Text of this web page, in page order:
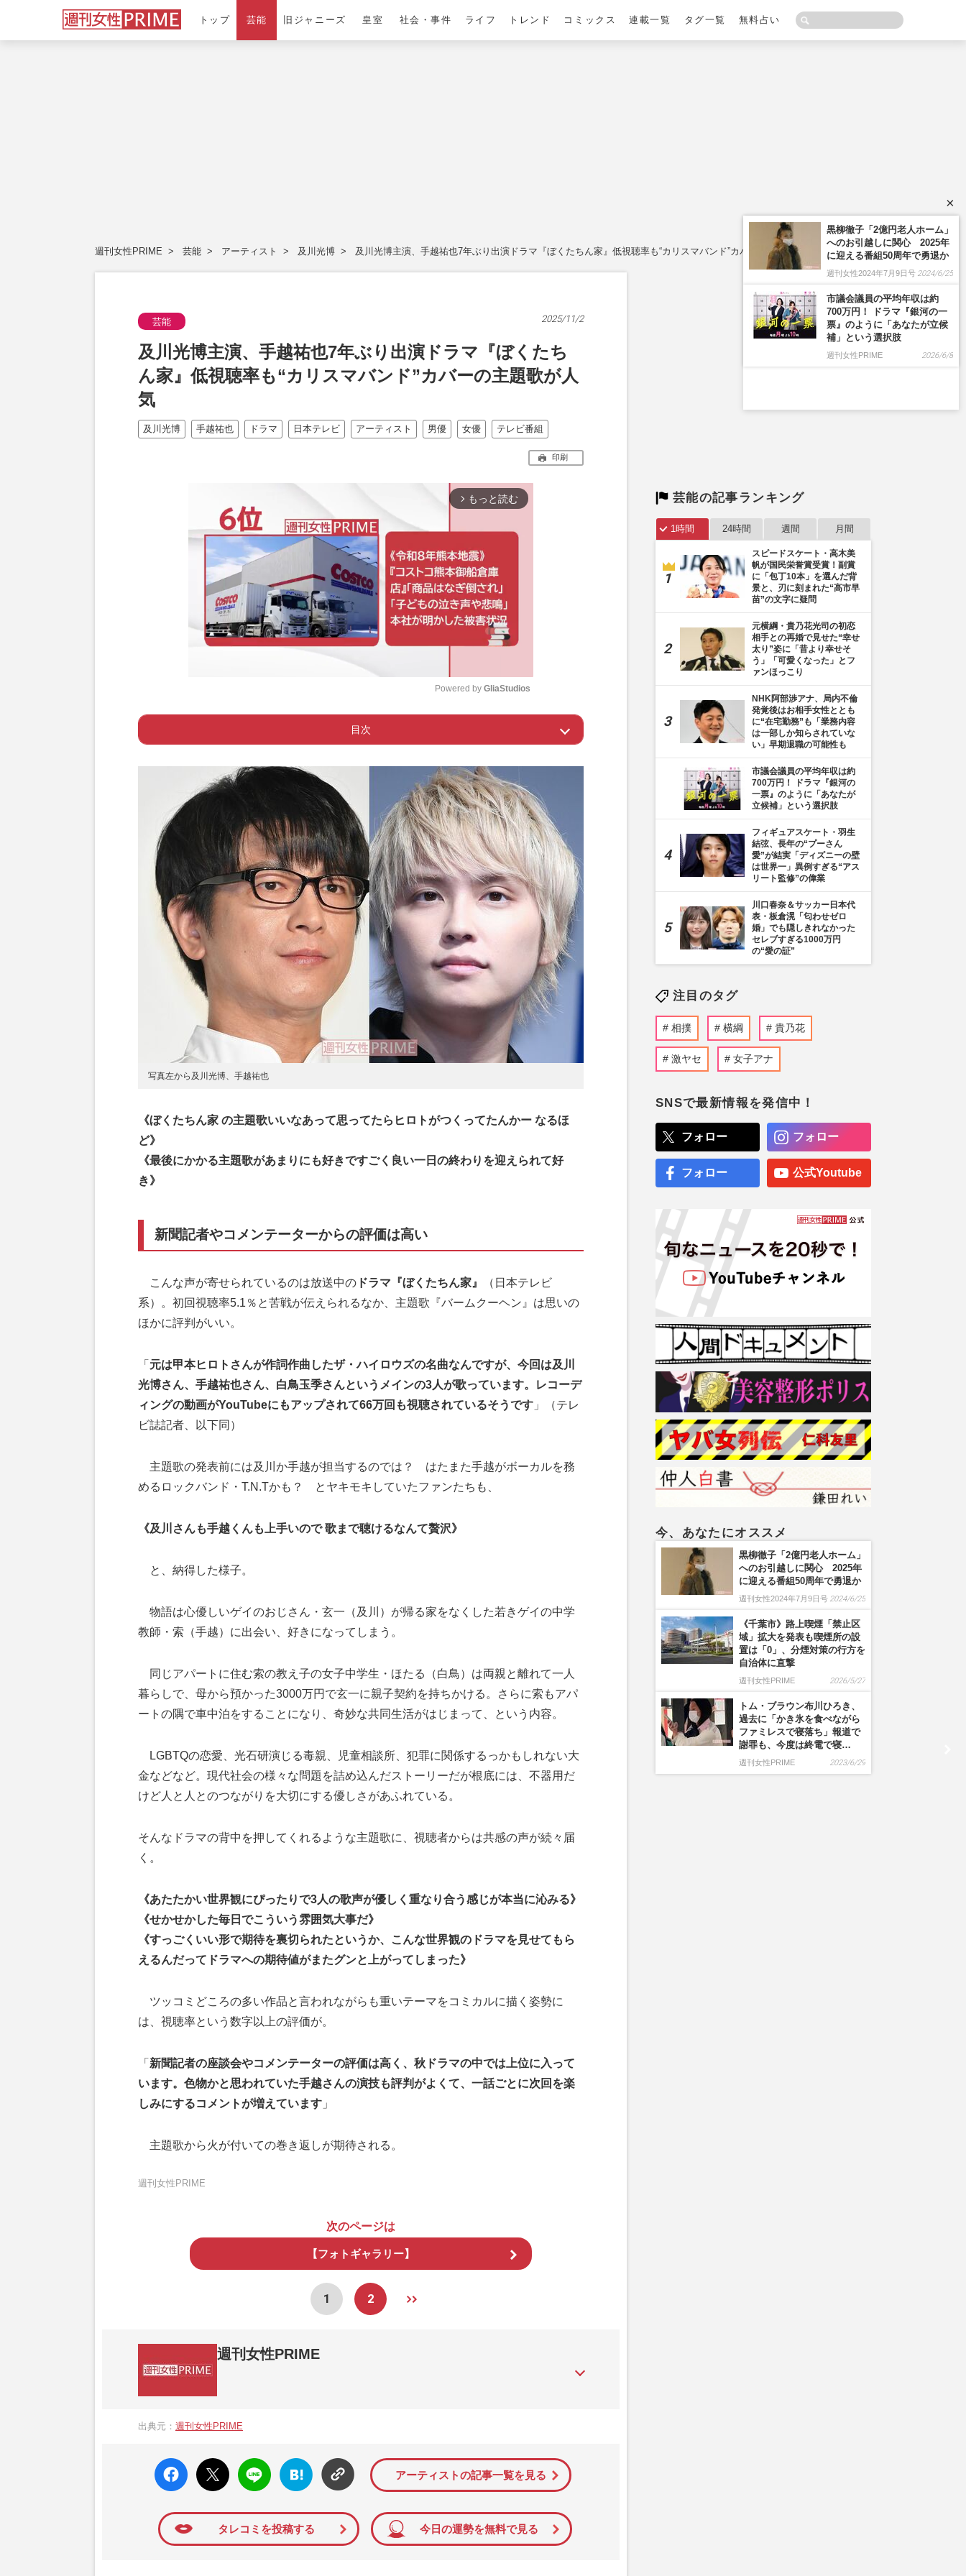
トップ 芸能 旧ジャニーズ 皇室 社会・事件 ライフ トレンド コミックス 連載一覧 タグ一覧 無料占い
週刊女性PRIME 芸能 アーティスト 及川光博 及川光博主演、手越祐也7年ぶり出演ドラマ『ぼくたちん家』低視聴率も“カリスマバンド”カバーの主題歌が人気
芸能 2025/11/2
及川光博主演、手越祐也7年ぶり出演ドラマ『ぼくたち
ん家』低視聴率も“カリスマバンド”カバーの主題歌が人
気
及川光博 手越祐也 ドラマ 日本テレビ アーティスト 男優 女優 テレビ番組
印刷
arrow_forward_ios もっと読む
t
e
Powered by GliaStudios
目次
Page 1 ー 新聞記者やコメンテーターからの評価は高い
写真左から及川光博、手越祐也
《ぼくたちん家 の主題歌いいなあって思ってたらヒロトがつくってたんかー なるほ
ど》
《最後にかかる主題歌があまりにも好きですごく良い一日の終わりを迎えられて好
き》
新聞記者やコメンテーターからの評価は高い
こんな声が寄せられているのは放送中の ドラマ『ぼくたちん家』
（日本テレビ
系）。初回視聴率5.1％と苦戦が伝えられるなか、主題歌『バームクーヘン』は思いの
ほかに評判がいい。
「 元は甲本ヒロトさんが作詞作曲したザ・ハイロウズの名曲なんですが、今回は及川
光博さん、手越祐也さん、白鳥玉季さんというメインの3人が歌っています。レコーデ
ィングの動画がYouTubeにもアップされて66万回も視聴されているそうです 」（テレ
ビ誌記者、以下同）
主題歌の発表前には及川か手越が担当するのでは？ はたまた手越がボーカルを務
めるロックバンド・T.N.Tかも？ とヤキモキしていたファンたちも、
《及川さんも手越くんも上手いので 歌まで聴けるなんて贅沢》
と、納得した様子。
物語は心優しいゲイのおじさん・玄一（及川）が帰る家をなくした若きゲイの中学
教師・索（手越）に出会い、好きになってしまう。
同じアパートに住む索の教え子の女子中学生・ほたる（白鳥）は両親と離れて一人
暮らしで、母から預かった3000万円で玄一に親子契約を持ちかける。さらに索もアパ
ートの隅で車中泊をすることになり、奇妙な共同生活がはじまって、という内容。
LGBTQの恋愛、光石研演じる毒親、児童相談所、犯罪に関係するっかもしれない大
金などなど。現代社会の様々な問題を詰め込んだストーリーだが根底には、不器用だ
けど人と人とのつながりを大切にする優しさがあふれている。
そんなドラマの背中を押してくれるような主題歌に、視聴者からは共感の声が続々届
く。
《あたたかい世界観にぴったりで3人の歌声が優しく重なり合う感じが本当に沁みる》
《せかせかした毎日でこういう雰囲気大事だ》
《すっごくいい形で期待を裏切られたというか、こんな世界観のドラマを見せてもら
えるんだってドラマへの期待値がまたグンと上がってしまった》
ツッコミどころの多い作品と言われながらも重いテーマをコミカルに描く姿勢に
は、視聴率という数字以上の評価が。
「 新聞記者の座談会やコメンテーターの評価は高く、秋ドラマの中では上位に入って
います。色物かと思われていた手越さんの演技も評判がよくて、一話ごとに次回を楽
しみにするコメントが増えています 」
主題歌から火が付いての巻き返しが期待される。
週刊女性PRIME
次のページは
【フォトギャラリー】
1 2
週刊女性PRIME
か、女性週刊誌『週刊女性』の誌面に掲載された記事から、インターネット利用者層にとって特に関心の
出典元： 週刊女性PRIME
faceboo
k いい
ね
X ポス
ト
LINE
はてな
ブック
マーク
アーティストの記事一覧を見る
タレコミを投稿する 今日の運勢を無料で見る
芸能の記事ランキング
1時間 24時間 週間 月間
スピードスケート・高木美
帆が国民栄誉賞受賞！副賞
に「包丁10本」を選んだ背
景と、刃に刻まれた“高市早
苗”の文字に疑問
元横綱・貴乃花光司の初恋
相手との再婚で見せた“幸せ
太り”姿に「昔より幸せそ
う」「可愛くなった」とフ
ァンほっこり
NHK阿部渉アナ、局内不倫
発覚後はお相手女性ととも
に“在宅勤務”も「業務内容
は一部しか知らされていな
い」早期退職の可能性も
市議会議員の平均年収は約
700万円！ ドラマ『銀河の
一票』のように「あなたが
立候補」という選択肢
フィギュアスケート・羽生
結弦、長年の“プーさん
愛”が結実「ディズニーの壁
は世界一」異例すぎる“アス
リート監修”の偉業
川口春奈＆サッカー日本代
表・板倉滉「匂わせゼロ
婚」でも隠しきれなかった
セレブすぎる1000万円
の“愛の証”
注目のタグ
相撲 横綱 貴乃花
激ヤセ 女子アナ
SNSで最新情報を発信中！
フォロー フォロー
フォロー 公式Youtube
今、あなたにオススメ
黒柳徹子「2億円老人ホーム」
へのお引越しに関心 2025年
に迎える番組50周年で勇退か
週刊女性2024年7月9日号 2024/6/25
《千葉市》路上喫煙「禁止区
域」拡大を発表も喫煙所の設
置は「0」、分煙対策の行方を
自治体に直撃
週刊女性PRIME 2026/5/27
トム・ブラウン布川ひろき、
過去に「かき氷を食べながら
ファミレスで寝落ち」報道で
謝罪も、今度は終電で寝…
週刊女性PRIME 2023/6/29
×